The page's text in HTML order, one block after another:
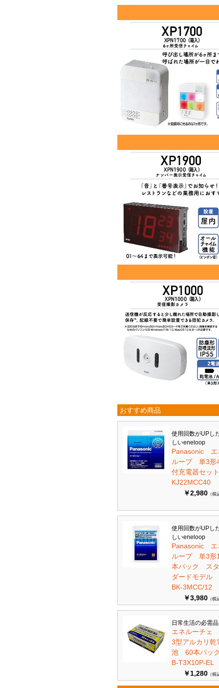
おすすめ商品
使用回数がUPし
しいeneloop
Panasonic エ
ループ 単3形
付充電器セッ
KJ22MCC40
￥2,980 （税
使用回数がUPし
しいeneloop
Panasonic エ
ループ 単3形
本パック ス
ダードモデル
BK-3MCC/12
￥3,980 （税
日常生活の必需
エネルーチェ
3型アルカリ乾
池 60本パ
B-T3X10P-EL
￥1,280 （税